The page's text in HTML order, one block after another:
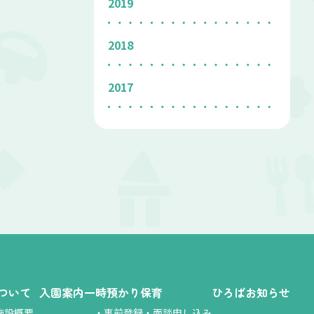
2018
2017
いて 入園案内一時預かり保育 ひろばお知らせ